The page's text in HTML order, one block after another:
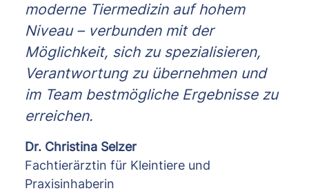
moderne Tiermedizin auf hohem
Niveau – verbunden mit der
Möglichkeit, sich zu spezialisieren,
Verantwortung zu übernehmen und
im Team bestmögliche Ergebnisse zu
erreichen.
Dr. Christina Selzer
Fachtierärztin für Kleintiere und
Praxisinhaberin